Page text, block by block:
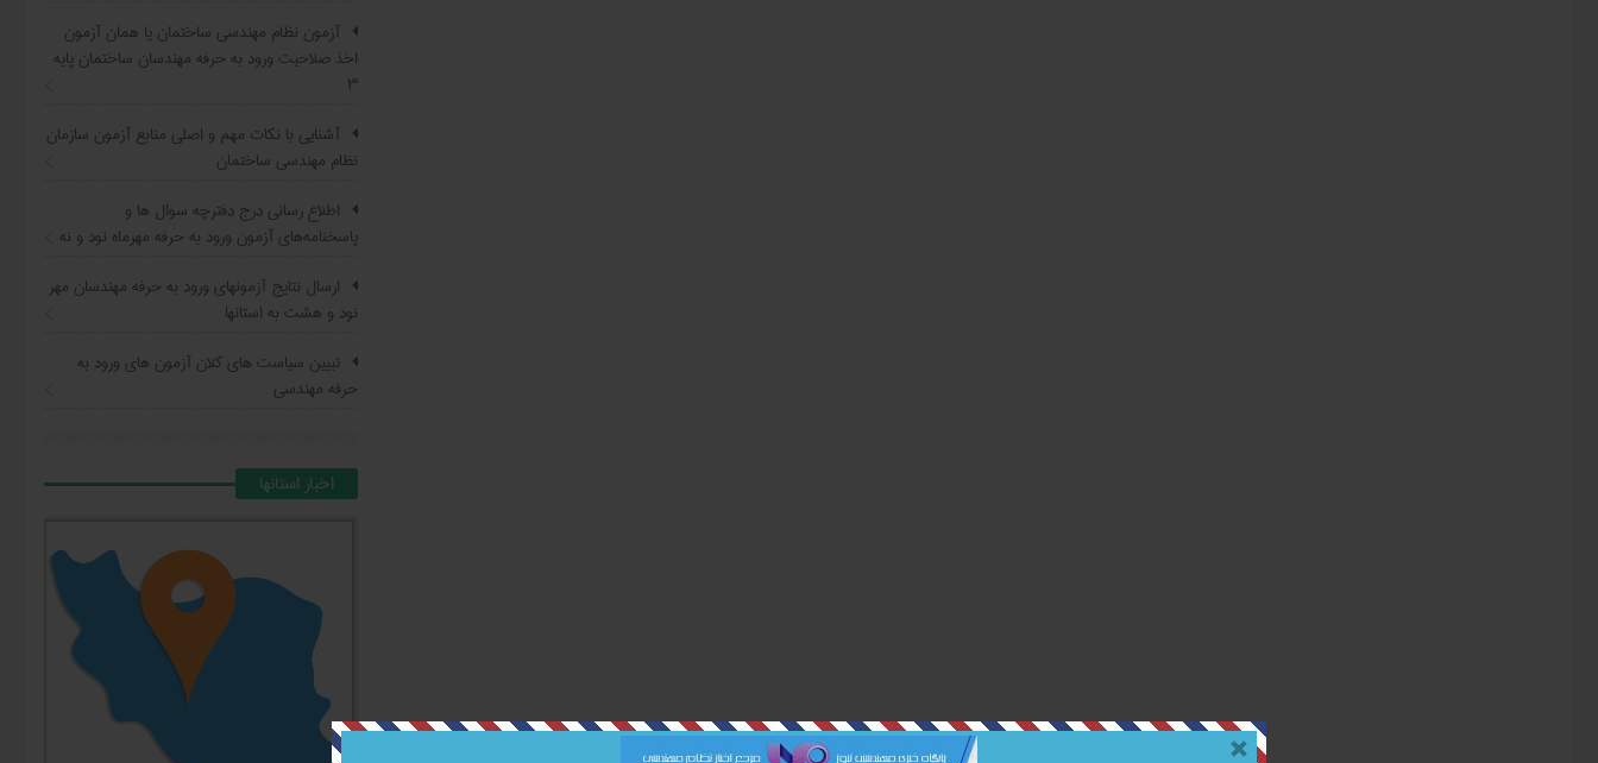
آزمون نظام مهندسی ساختمان یا همان آزمون
اخذ صلاحیت ورود به حرفه مهندسان ساختمان پایه
۳
آشنایی با نکات مهم و اصلی منابع آزمون سازمان
نظام مهندسی ساختمان
اطلاع ‏رسانی درج دفترچه سوال ‌ها و
پاسخنامه‌های آزمون ورود به حرفه مهرماه نود و نه
ارسال نتایج آزمونهای ورود به حرفه مهندسان مهر
نود و هشت به استانها
تبیین سیاست ‌های کلان آزمون های ورود به
حرفه مهندسی
اخبار استانها